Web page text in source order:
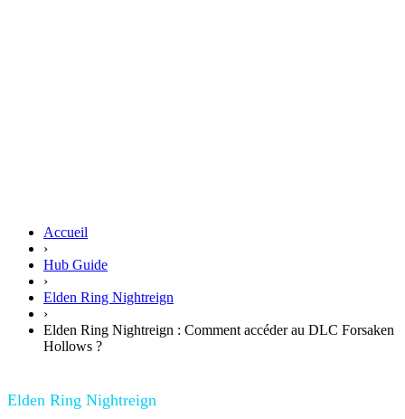
Accueil
›
Hub Guide
›
Elden Ring Nightreign
›
Elden Ring Nightreign : Comment accéder au DLC Forsaken
Hollows ?
Elden Ring Nightreign